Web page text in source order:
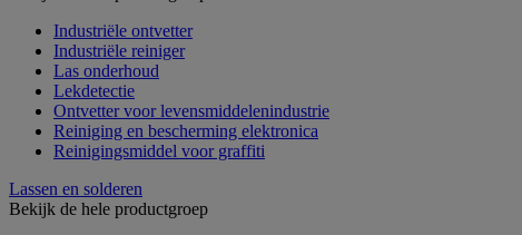
Industriële ontvetter
Industriële reiniger
Las onderhoud
Lekdetectie
Ontvetter voor levensmiddelenindustrie
Reiniging en bescherming elektronica
Reinigingsmiddel voor graffiti
Lassen en solderen
Bekijk de hele productgroep